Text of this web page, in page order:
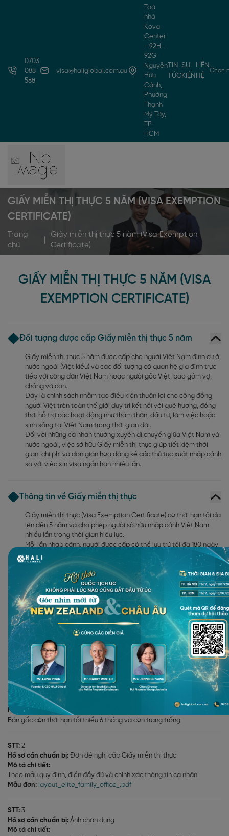
0703
088
588
visa@haliglobal.com.au
Toà
nhà
Kova
Center
- 92H-
92G
Nguyễn
Hữu
Cảnh,
Phường
Thạnh
Mỹ Tây,
TP.
HCM
TIN
TỨC
SỰ
KIỆN
LIÊN
HỆ
Chọn
GIẤY MIỄN THỊ THỰC 5 NĂM (VISA EXEMPTION
CERTIFICATE)
Trang
chủ
Giấy miễn thị thực 5 năm (Visa Exemption
Certificate)
GIẤY MIỄN THỊ THỰC 5 NĂM (VISA
EXEMPTION CERTIFICATE)
Đối tượng được cấp Giấy miễn thị thực 5 năm
Giấy miễn thị thực 5 năm được cấp cho người Việt Nam định cư ở
nước ngoài (Việt kiều) và các đối tượng có quan hệ gia đình trực
tiếp với công dân Việt Nam hoặc người gốc Việt, bao gồm vợ,
chồng và con.
Đây là chính sách nhằm tạo điều kiện thuận lợi cho cộng đồng
người Việt trên toàn thế giới duy trì kết nối với quê hương, đồng
thời hỗ trợ các hoạt động như thăm thân, đầu tư, làm việc hoặc
sinh sống tại Việt Nam trong thời gian dài.
Đối với những cá nhân thường xuyên di chuyển giữa Việt Nam và
nước ngoài, việc sở hữu Giấy miễn thị thực giúp tiết kiệm thời
gian, chi phí và đơn giản hóa đáng kể các thủ tục xuất nhập cảnh
so với việc xin visa ngắn hạn nhiều lần.
Thông tin về Giấy miễn thị thực
Giấy miễn thị thực (Visa Exemption Certificate) có thời hạn tối đa
lên đến 5 năm và cho phép người sở hữu nhập cảnh Việt Nam
nhiều lần trong thời gian hiệu lực.
Mỗi lần nhập cảnh, người được cấp có thể lưu trú tối đa 180 ngày
và có thể thực hiện gia hạn theo quy định hiện hành nếu có nhu
cầu ở lại lâu hơn. Điều này mang lại sự linh hoạt cao cho những
người thường xuyên làm việc, sinh sống hoặc đầu tư tại Việt
Nam.
Giấy miễn thị thực được cấp dưới dạng dán vào hộ chiếu hoặc
cấp rời, tùy theo từng trường hợp cụ thể. Trong suốt thời gian
hiệu lực, người sở hữu có thể ra vào Việt Nam mà không cần xin
lại visa, giúp tối ưu hóa kế hoạch di chuyển và giảm thiểu các thủ
tục hành chính không cần thiết.
Checklist hồ sơ xin Giấy miễn thị thực 5 năm
STT:
Hồ sơ cần chuẩn bị:
Mô tả chi tiết:
Bản gốc còn thời hạn tối thiểu 6 tháng và còn trang trống
STT: 2
Hồ sơ cần chuẩn bị: Đơn đề nghị cấp Giấy miễn thị thực
Mô tả chi tiết:
Theo mẫu quy định, điền đầy đủ và chính xác thông tin cá nhân
Mẫu đơn: layout_elite_family_office_.pdf
STT: 3
Hồ sơ cần chuẩn bị: Ảnh chân dung
Mô tả chi tiết: